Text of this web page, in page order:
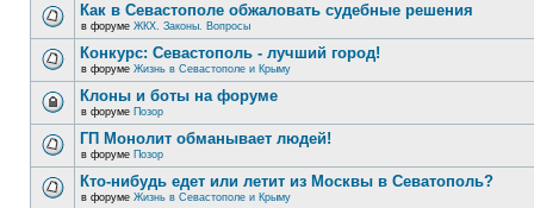
Как в Севастополе обжаловать судебные решения
в форуме ЖКХ. Законы. Вопросы
Конкурс: Севастополь - лучший город!
в форуме Жизнь в Севастополе и Крыму
Клоны и боты на форуме
в форуме Позор
ГП Монолит обманывает людей!
в форуме Позор
Кто-нибудь едет или летит из Москвы в Севатополь?
в форуме Жизнь в Севастополе и Крыму